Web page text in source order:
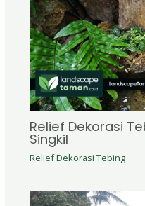
Relief Dekorasi
Singkil
Relief Dekorasi Tebing